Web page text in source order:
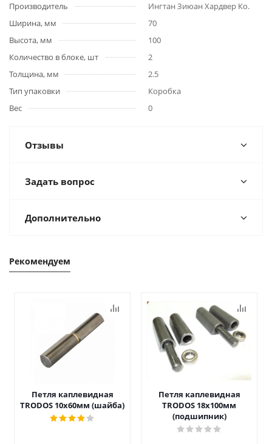
Производитель
Ингтан Зиюан Хардвер Ко.
Ширина, мм
70
Высота, мм
100
Количество в блоке, шт
2
Толщина, мм
2.5
Тип упаковки
Коробка
Вес
0
Отзывы
Задать вопрос
Дополнительно
Рекомендуем
Петля каплевидная
TRODOS 10х60мм (шайба)
Петля каплевидная
TRODOS 18х100мм
(подшипник)